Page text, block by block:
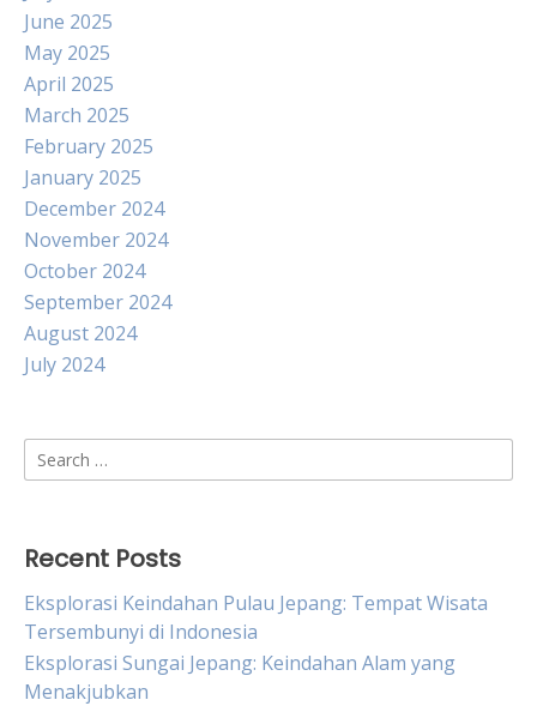
June 2025
May 2025
April 2025
March 2025
February 2025
January 2025
December 2024
November 2024
October 2024
September 2024
August 2024
July 2024
Search
for:
Recent Posts
Eksplorasi Keindahan Pulau Jepang: Tempat Wisata
Tersembunyi di Indonesia
Eksplorasi Sungai Jepang: Keindahan Alam yang
Menakjubkan